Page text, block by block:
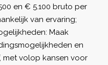
en € 5.100 bruto per
van ervaring;
Maak
en
met volop kansen voor